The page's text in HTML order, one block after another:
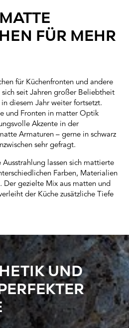
FÜR MEHR
für Küchenfronten und andere
sich seit Jahren großer Beliebtheit
diesem Jahr weiter fortsetzt.
und Fronten in matter Optik
Akzente in der
Armaturen – gerne in schwarz
sehr gefragt.
Ausstrahlung lassen sich mattierte
Farben, Materialien
Der gezielte Mix aus matten und
der Küche zusätzliche Tiefe
UND